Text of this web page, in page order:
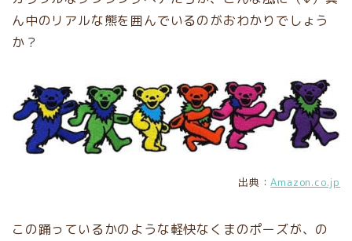
ん中のリアルな熊を囲んでいるのがおわかりでしょう
か？
出典：Amazon.co.jp
この踊っているかのような軽快なくまのポーズが、の